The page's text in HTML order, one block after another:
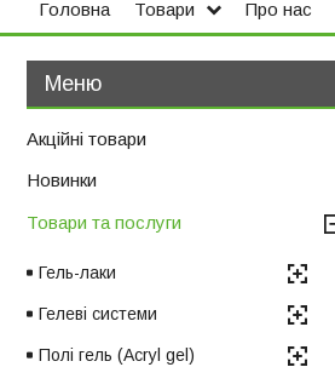
Головна Товари Про нас
Акційні товари
Новинки
Товари та послуги
Гель-лаки
Гелеві системи
Полі гель (Acryl gel)